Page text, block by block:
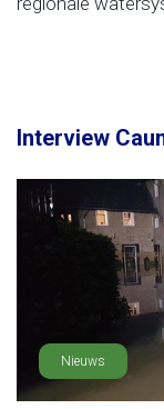
Interview
Nieuws